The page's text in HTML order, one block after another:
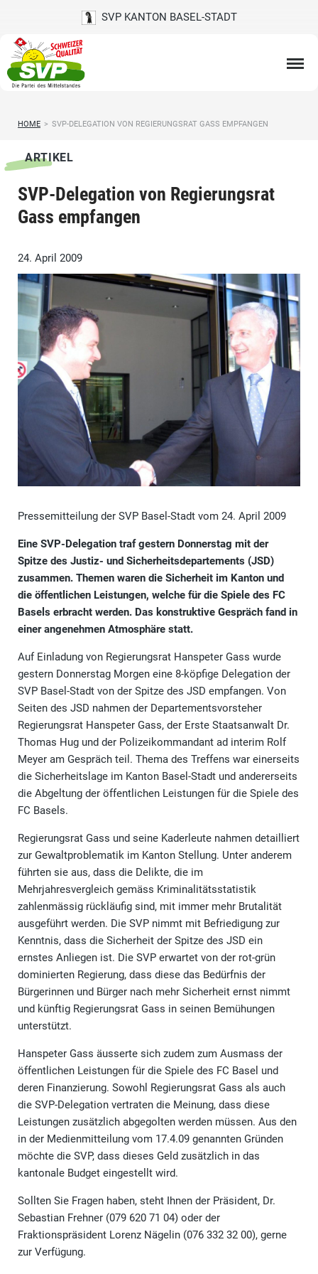
SVP KANTON BASEL-STADT
HOME > SVP-DELEGATION VON REGIERUNGSRAT GASS EMPFANGEN
ARTIKEL
SVP-Delegation von Regierungsrat
Gass empfangen
24. April 2009
Pressemitteilung der SVP Basel-Stadt vom 24. April 2009
Eine SVP-Delegation traf gestern Donnerstag mit der
Spitze des Justiz- und Sicherheitsdepartements (JSD)
zusammen. Themen waren die Sicherheit im Kanton und
die öffentlichen Leistungen, welche für die Spiele des FC
Basels erbracht werden. Das konstruktive Gespräch fand in
einer angenehmen Atmosphäre statt.
Auf Einladung von Regierungsrat Hanspeter Gass wurde
gestern Donnerstag Morgen eine 8-köpfige Delegation der
SVP Basel-Stadt von der Spitze des JSD empfangen. Von
Seiten des JSD nahmen der Departementsvorsteher
Regierungsrat Hanspeter Gass, der Erste Staatsanwalt Dr.
Thomas Hug und der Polizeikommandant ad interim Rolf
Meyer am Gespräch teil. Thema des Treffens war einerseits
die Sicherheitslage im Kanton Basel-Stadt und andererseits
die Abgeltung der öffentlichen Leistungen für die Spiele des
FC Basels.
Regierungsrat Gass und seine Kaderleute nahmen detailliert
zur Gewaltproblematik im Kanton Stellung. Unter anderem
führten sie aus, dass die Delikte, die im
Mehrjahresvergleich gemäss Kriminalitätsstatistik
zahlenmässig rückläufig sind, mit immer mehr Brutalität
ausgeführt werden. Die SVP nimmt mit Befriedigung zur
Kenntnis, dass die Sicherheit der Spitze des JSD ein
ernstes Anliegen ist. Die SVP erwartet von der rot-grün
dominierten Regierung, dass diese das Bedürfnis der
Bürgerinnen und Bürger nach mehr Sicherheit ernst nimmt
und künftig Regierungsrat Gass in seinen Bemühungen
unterstützt.
Hanspeter Gass äusserte sich zudem zum Ausmass der
öffentlichen Leistungen für die Spiele des FC Basel und
deren Finanzierung. Sowohl Regierungsrat Gass als auch
die SVP-Delegation vertraten die Meinung, dass diese
Leistungen zusätzlich abgegolten werden müssen. Aus den
in der Medienmitteilung vom 17.4.09 genannten Gründen
möchte die SVP, dass dieses Geld zusätzlich in das
kantonale Budget eingestellt wird.
Sollten Sie Fragen haben, steht Ihnen der Präsident, Dr.
Sebastian Frehner (079 620 71 04) oder der
Fraktionspräsident Lorenz Nägelin (076 332 32 00), gerne
zur Verfügung.